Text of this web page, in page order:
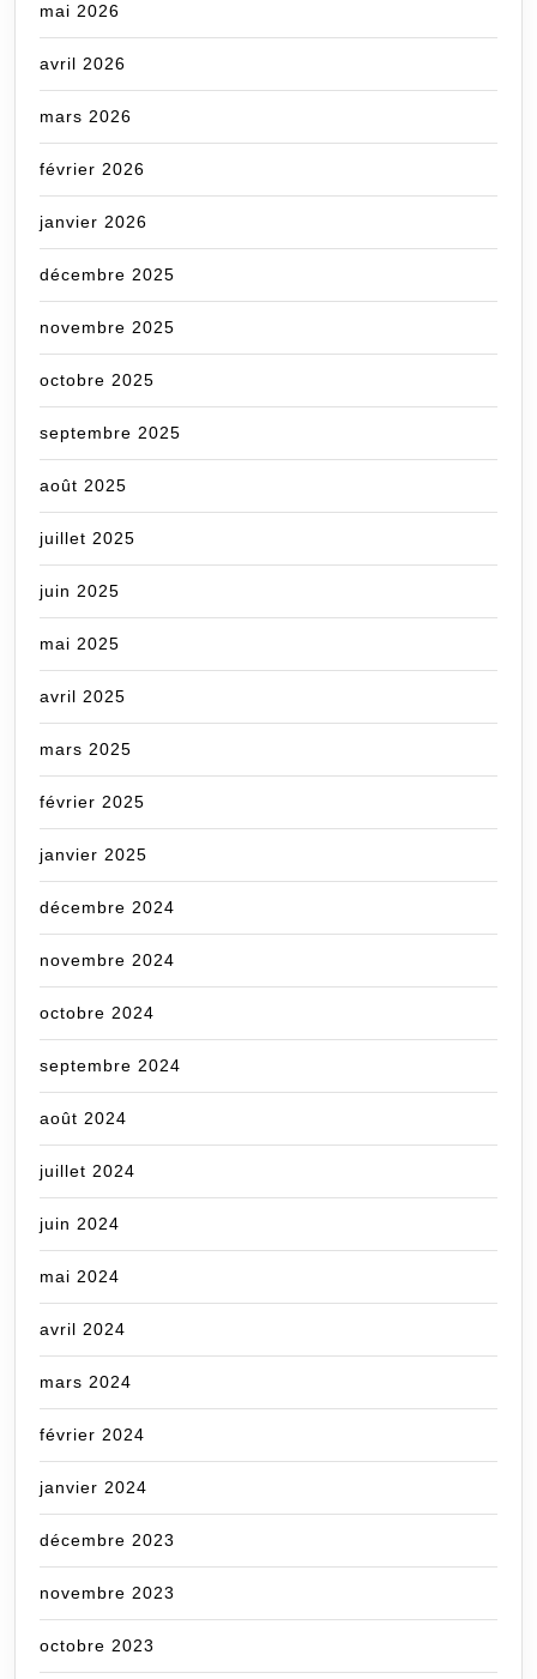
mai 2026
avril 2026
mars 2026
février 2026
janvier 2026
décembre 2025
novembre 2025
octobre 2025
septembre 2025
août 2025
juillet 2025
juin 2025
mai 2025
avril 2025
mars 2025
février 2025
janvier 2025
décembre 2024
novembre 2024
octobre 2024
septembre 2024
août 2024
juillet 2024
juin 2024
mai 2024
avril 2024
mars 2024
février 2024
janvier 2024
décembre 2023
novembre 2023
octobre 2023